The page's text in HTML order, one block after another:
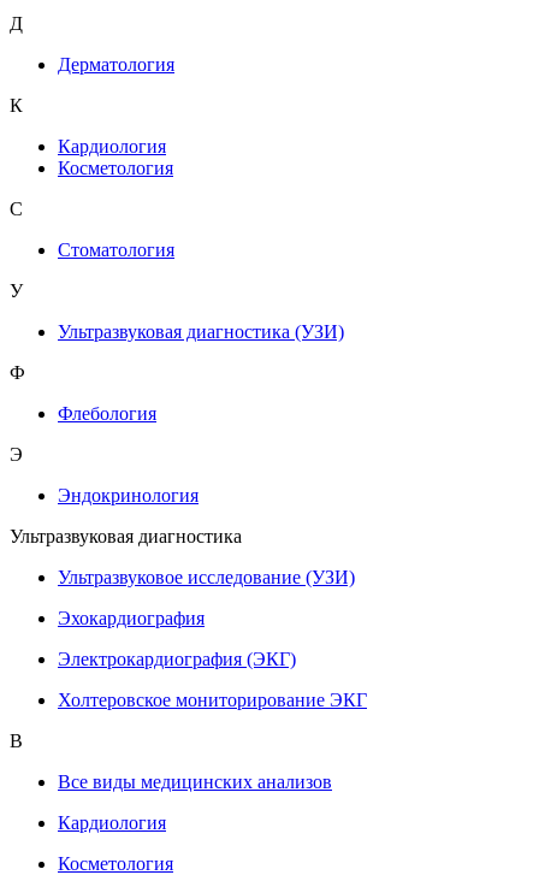
Д
Дерматология
К
Кардиология
Косметология
С
Стоматология
У
Ультразвуковая диагностика (УЗИ)
Ф
Флебология
Э
Эндокринология
Ультразвуковая диагностика
Ультразвуковое исследование (УЗИ)
Эхокардиография
Электрокардиография (ЭКГ)
Холтеровское мониторирование ЭКГ
В
Все виды медицинских анализов
Кардиология
Косметология